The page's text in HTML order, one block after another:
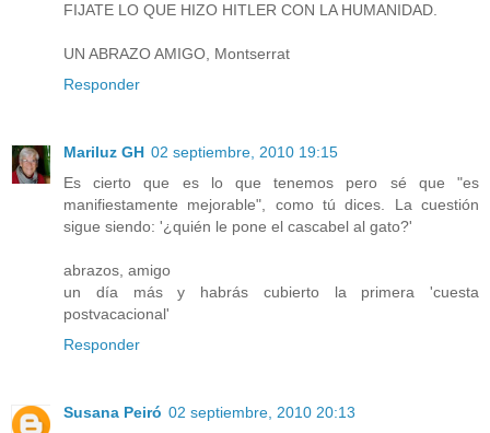
FIJATE LO QUE HIZO HITLER CON LA HUMANIDAD.
UN ABRAZO AMIGO, Montserrat
Responder
Mariluz GH 02 septiembre, 2010 19:15
Es cierto que es lo que tenemos pero sé que "es
manifiestamente mejorable", como tú dices. La cuestión
sigue siendo: '¿quién le pone el cascabel al gato?'
abrazos, amigo
un día más y habrás cubierto la primera 'cuesta
postvacacional'
Responder
Susana Peiró 02 septiembre, 2010 20:13